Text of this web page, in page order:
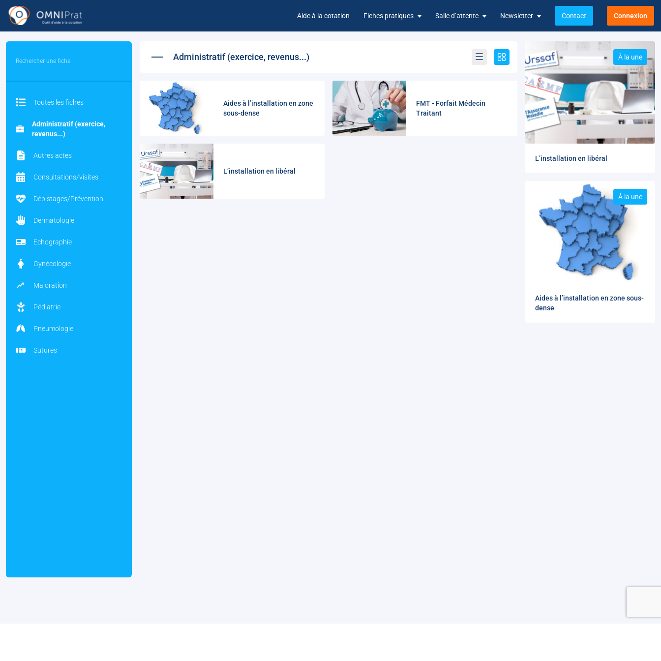
Aide à la cotation Fiches pratiques Salle d’attente Newsletter Contact Connexion
Recherche
Toutes les fiches
Administratif (exercice,
revenus...)
Autres actes
Consultations/visites
Dépistages/Prévention
Dermatologie
Echographie
Gynécologie
Majoration
Pédiatrie
Pneumologie
Sutures
Administratif (exercice, revenus...)
Aides à l’installation en zone
sous-dense
FMT - Forfait Médecin
Traitant
L’installation en libéral
À la une
L’installation en libéral
À la une
Aides à l’installation en zone sous-
dense